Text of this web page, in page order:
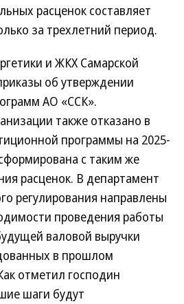
расценок составляет
за трехлетний период.
и ЖКХ Самарской
об утверждении
АО «ССК».
также отказано в
программы на 2025-
с таким же
расценок. В департамент
регулирования направлены
проведения работы
валовой выручки
в прошлом
отметил господин
шаги будут